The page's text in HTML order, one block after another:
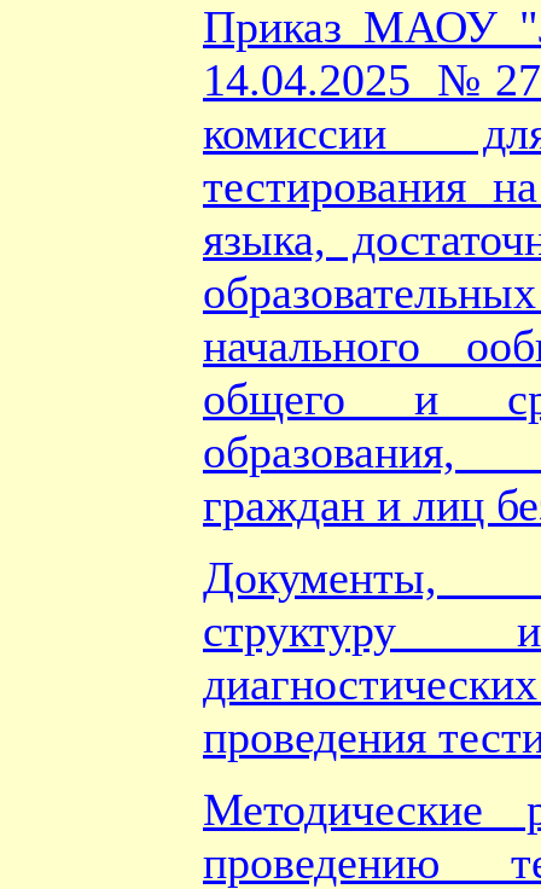
Приказ МАОУ
14.04.2025
комиссии
тестирования
языка,
начального
общего и
граждан и лиц
Документы,
структуру
проведения
Методические
проведению